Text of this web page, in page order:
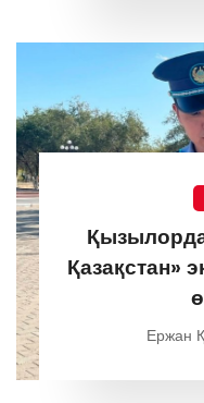
Қазақстан»
Ержан